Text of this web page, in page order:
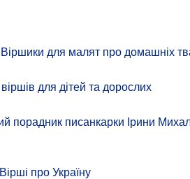
для малят про домашніх
для дітей та дорослих
порадник писанкарки Ірини
про Україну